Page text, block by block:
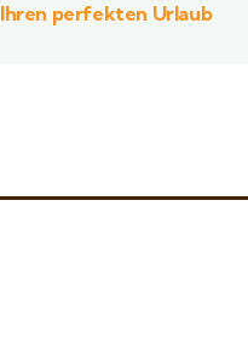
Ihren perfekten Urlaub